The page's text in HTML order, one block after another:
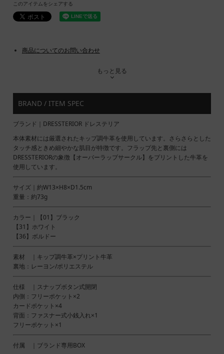
このアイテムをシェアする
商品についてのお問い合わせ
もっと見る
BRAND / ITEM SPEC
ブランド｜DRESSTERIOR ドレステリア
本体素材には厳選されたキップ調牛革を使用しています。さらさらとした
タッチ感ときめ細やかな肌目が特徴です。フラップ先と裏側には
DRESSTERIORの象徴【オーバーラップサークル】をプリントした牛革を
使用しています。
サイズ｜約W13×H8×D1.5cm
重量：約73g
カラー｜【01】ブラック
【31】ホワイト
【36】ボルドー
素材 ｜キップ調牛革×プリント牛革
裏地：レーヨン/ポリエステル
仕様 ｜スナップボタン式開閉
内側：フリーポケット×2
カードポケット×4
背面：ファスナー式小銭入れ×1
フリーポケット×1
付属 ｜ブランド専用BOX